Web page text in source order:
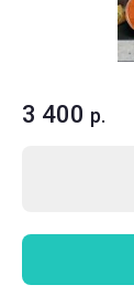
3 400 р.